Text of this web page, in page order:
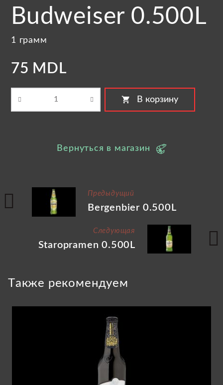
Budweiser 0.500L
1 грамм
75 MDL
shopping_cart В корзину
Вернуться в магазин
Предыдущий
Bergenbier 0.500L
Следующая
Staropramen 0.500L
Tакже рекомендуем